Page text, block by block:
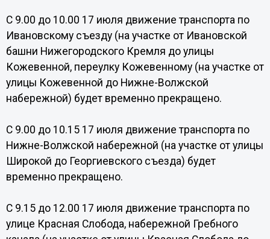
С 9.00 до 10.00 17 июля движение транспорта по
Ивановскому съезду (на участке от Ивановской
башни Нижегородского Кремля до улицы
Кожевенной, переулку Кожевенному (на участке от
улицы Кожевенной до Нижне-Волжской
набережной) будет временно прекращено.
С 9.00 до 10.15 17 июля движение транспорта по
Нижне-Волжской набережной (на участке от улицы
Широкой до Георгиевского съезда) будет
временно прекращено.
С 9.15 до 12.00 17 июля движение транспорта по
улице Красная Слобода, набережной Гребного